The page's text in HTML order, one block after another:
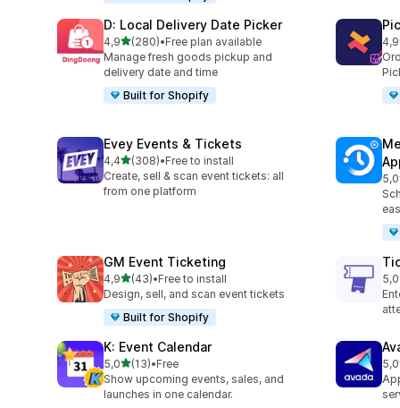
D: Local Delivery Date Picker
4,9z 5 hvězd
(280)
Celkový počet recenzí: 280
•Free plan available
Manage fresh goods pickup and
delivery date and time
Built for Shopify
4,9
Evey Events & Tickets
4,4z 5 hvězd
(308)
Celkový počet recenzí: 308
•Free to install
Create, sell & scan event tickets: all
from one platform
5,0
GM Event Ticketing
4,9z 5 hvězd
(43)
Celkový počet recenzí: 43
•Free to install
Design, sell, and scan event tickets
Built for Shopify
5,0
K: Event Calendar
5,0z 5 hvězd
(13)
Celkový počet recenzí: 13
•Free
Show upcoming events, sales, and
launches in one calendar.
5,0